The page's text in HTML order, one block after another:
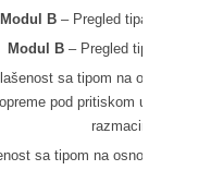
Modul B – Pregled tipa - tip
Modul B– Pregled tipa - projekat
sa tipom na osnovu
pod pritiskom u
razmacima
sa tipom na osnovu